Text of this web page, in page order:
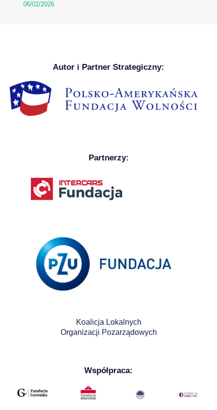
06/02/2026
Autor i Partner Strategiczny:
Partnerzy:
Koalicja Lokalnych
Organizacji Pozarządowych
Współpraca: